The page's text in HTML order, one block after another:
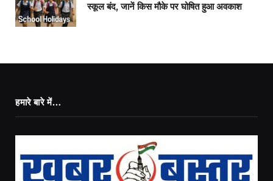
स्कूल बंद, जानें किस मौके पर घोषित हुआ अवकाश
हमारे बारे में…